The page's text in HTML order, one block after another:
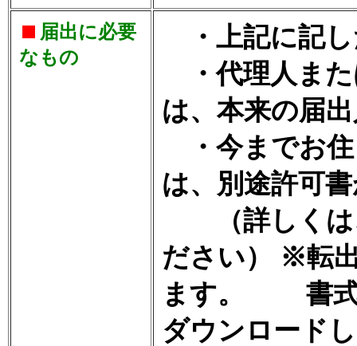
届出に必要
なもの
・上記に記し
・代理人また
は、本来の届
・今までお住
は、別途許可
（詳しくは
ださい） ※転
ます。 書式
ダウンロード